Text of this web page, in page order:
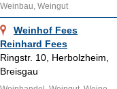
Weinbau, Weingut
Weinhof Fees
Reinhard Fees
Ringstr. 10, Herbolzheim,
Breisgau